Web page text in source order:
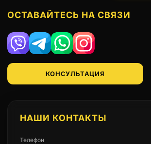
ОСТАВАЙТЕСЬ НА СВЯЗИ
Viber TelegramWhatsAppInstagram
КОНСУЛЬТАЦИЯ
НАШИ КОНТАКТЫ
Телефон